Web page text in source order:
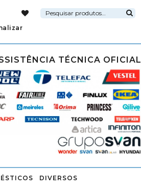
Pesquisar
por:
TÉCNICA OFICIAL
DIVERSOS